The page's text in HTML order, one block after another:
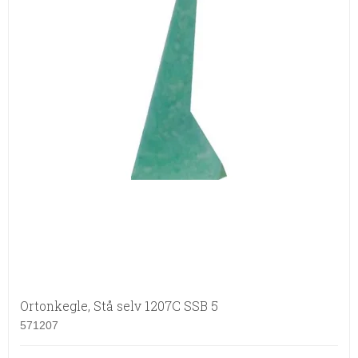
Ortonkegle, Stå selv 1207C SSB 5
571207